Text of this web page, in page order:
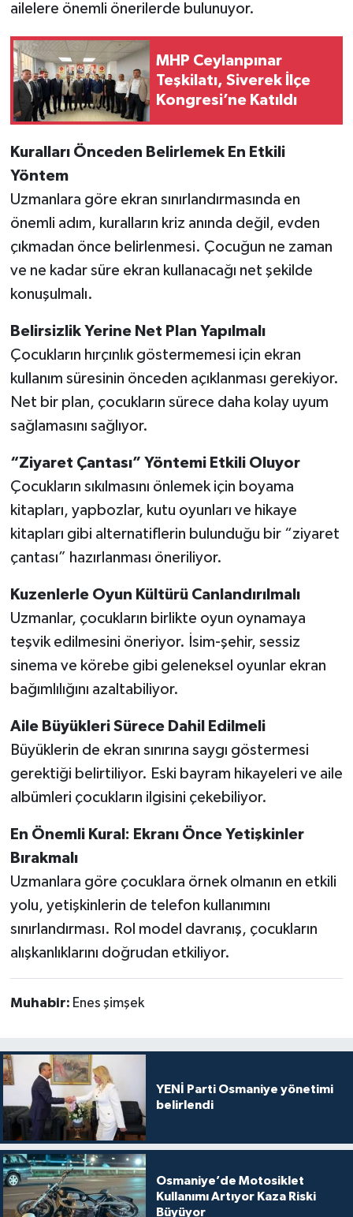
ailelere önemli önerilerde bulunuyor.
MHP Ceylanpınar
Teşkilatı, Siverek İlçe
Kongresi’ne Katıldı
Kuralları Önceden Belirlemek En Etkili
Yöntem
Uzmanlara göre ekran sınırlandırmasında en
önemli adım, kuralların kriz anında değil, evden
çıkmadan önce belirlenmesi. Çocuğun ne zaman
ve ne kadar süre ekran kullanacağı net şekilde
konuşulmalı.
Belirsizlik Yerine Net Plan Yapılmalı
Çocukların hırçınlık göstermemesi için ekran
kullanım süresinin önceden açıklanması gerekiyor.
Net bir plan, çocukların sürece daha kolay uyum
sağlamasını sağlıyor.
“Ziyaret Çantası” Yöntemi Etkili Oluyor
Çocukların sıkılmasını önlemek için boyama
kitapları, yapbozlar, kutu oyunları ve hikaye
kitapları gibi alternatiflerin bulunduğu bir “ziyaret
çantası” hazırlanması öneriliyor.
Kuzenlerle Oyun Kültürü Canlandırılmalı
Uzmanlar, çocukların birlikte oyun oynamaya
teşvik edilmesini öneriyor. İsim-şehir, sessiz
sinema ve körebe gibi geleneksel oyunlar ekran
bağımlılığını azaltabiliyor.
Aile Büyükleri Sürece Dahil Edilmeli
Büyüklerin de ekran sınırına saygı göstermesi
gerektiği belirtiliyor. Eski bayram hikayeleri ve aile
albümleri çocukların ilgisini çekebiliyor.
En Önemli Kural: Ekranı Önce Yetişkinler
Bırakmalı
Uzmanlara göre çocuklara örnek olmanın en etkili
yolu, yetişkinlerin de telefon kullanımını
sınırlandırması. Rol model davranış, çocukların
alışkanlıklarını doğrudan etkiliyor.
Muhabir: Enes şimşek
YENİ Parti Osmaniye yönetimi
belirlendi
Osmaniye’de Motosiklet
Kullanımı Artıyor Kaza Riski
Büyüyor